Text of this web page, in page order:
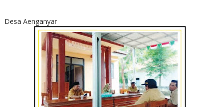
Desa Aenganyar